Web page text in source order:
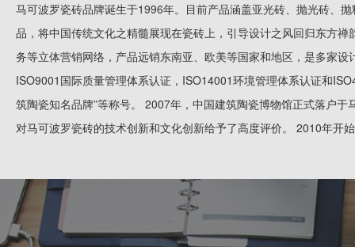
马可波罗瓷砖品牌诞生于1996年。目前产品涵盖亚光砖、抛光砖、
品，将中国传统文化之精髓展现在瓷砖上，引导设计之风回归东方
务等立体营销网络，产品远销东南亚、欧美等国家和地区，是多家
ISO9001国际质量管理体系认证，ISO14001环境管理体系认证和
筑陶瓷知名品牌”等称号。 2007年，中国建筑陶瓷博物馆正式落户
对马可波罗瓷砖的技术创新和文化创新给予了高度评价。 2010年开